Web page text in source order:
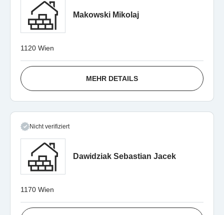
Makowski Mikolaj
1120 Wien
MEHR DETAILS
Nicht verifiziert
Dawidziak Sebastian Jacek
1170 Wien